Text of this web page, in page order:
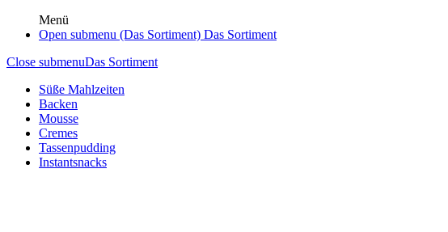
Menü
Open submenu (Das Sortiment) Das Sortiment
Close submenuDas Sortiment
Süße Mahlzeiten
Backen
Mousse
Cremes
Tassenpudding
Instantsnacks